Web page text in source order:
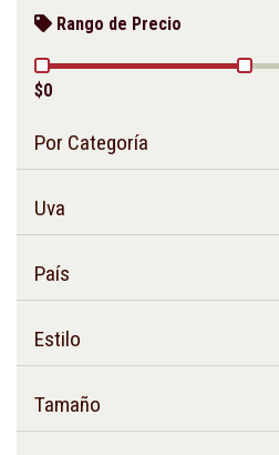
Rango de Precio
$0
Por Categoría
Uva
País
Estilo
Tamaño